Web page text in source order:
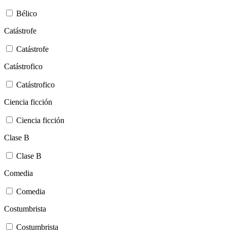
Bélico
Catástrofe
Catástrofe
Catástrofico
Catástrofico
Ciencia ficción
Ciencia ficción
Clase B
Clase B
Comedia
Comedia
Costumbrista
Costumbrista